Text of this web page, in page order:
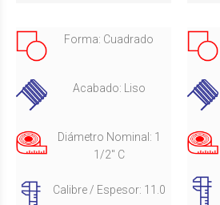
Forma: Cuadrado
Acabado: Liso
Diámetro Nominal: 1
1/2" C
Calibre / Espesor: 11.0